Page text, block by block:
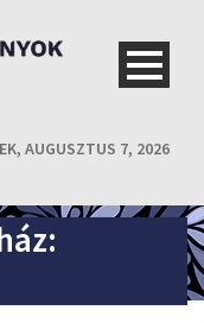
AUGUSZTUS 7, 2026